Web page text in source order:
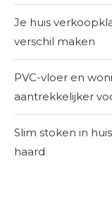
Je huis
verschil maken
PVC-vloer en
aantrekkelijker
Slim stoken in
haard